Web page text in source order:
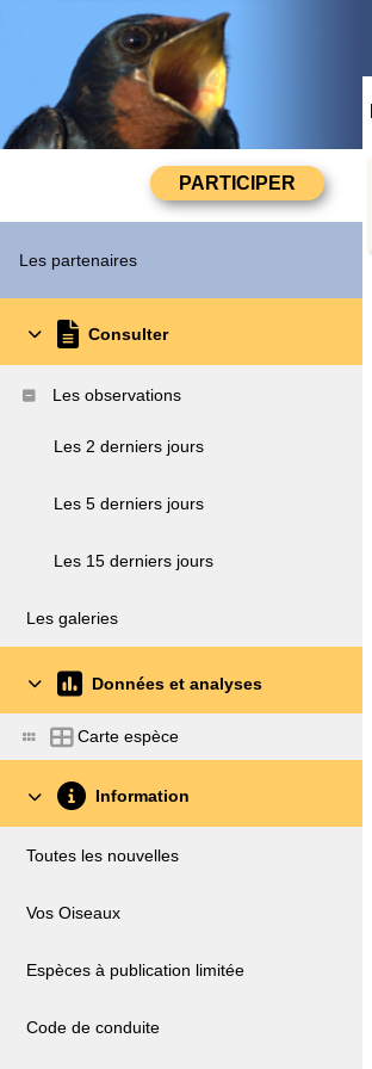
Les partenaires
Consulter
Les observations
Les 2 derniers jours
Les 5 derniers jours
Les 15 derniers jours
Les galeries
Données et analyses
Carte espèce
Information
Toutes les nouvelles
Vos Oiseaux
Espèces à publication limitée
Code de conduite